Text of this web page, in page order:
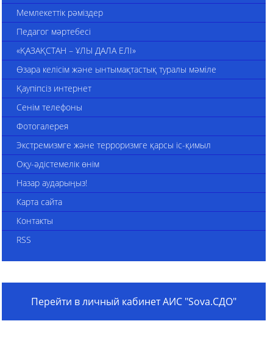
Мемлекеттік рәміздер
Педагог мәртебесі
«ҚАЗАҚСТАН – ҰЛЫ ДАЛА ЕЛІ»
Өзара келісім және ынтымақтастық туралы мәміле
Қаупіпсіз интернет
Сенім телефоны
Фотогалерея
Экстремизмге және терроризмге қарсы іс-қимыл
Оқу-әдістемелік өнім
Назар аударыңыз!
Карта сайта
Контакты
RSS
Перейти в личный кабинет АИС "Sova.СДО"